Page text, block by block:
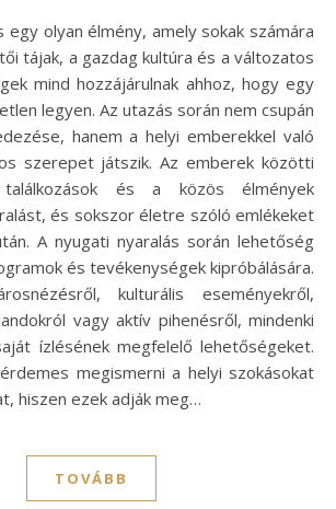
tájak, a gazdag kultúra és a változatos
mind hozzájárulnak ahhoz, hogy egy
legyen. Az utazás során nem csupán
hanem a helyi emberekkel való
szerepet játszik. Az emberek közötti
és a közös élmények
és sokszor életre szóló emlékeket
A nyugati nyaralás során lehetőség
és tevékenységek kipróbálására.
kulturális eseményekről,
vagy aktív pihenésről, mindenki
ízlésének megfelelő lehetőségeket.
megismerni a helyi szokásokat
hiszen ezek adják meg…
TOVÁBB